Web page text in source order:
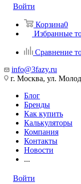
Войти
Корзина0
Избранные
Сравнение
info@3fazy.ru
г. Москва, ул.
Блог
Бренды
Как купить
Калькуляторы
Компания
Контакты
Новости
...
Войти